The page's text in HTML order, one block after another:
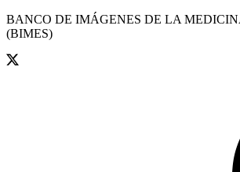
BANCO DE IMÁGENES DE LA
(BIMES)